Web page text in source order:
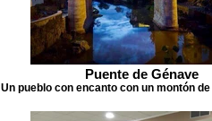
Puente de Génave
Un pueblo con encanto con un montón